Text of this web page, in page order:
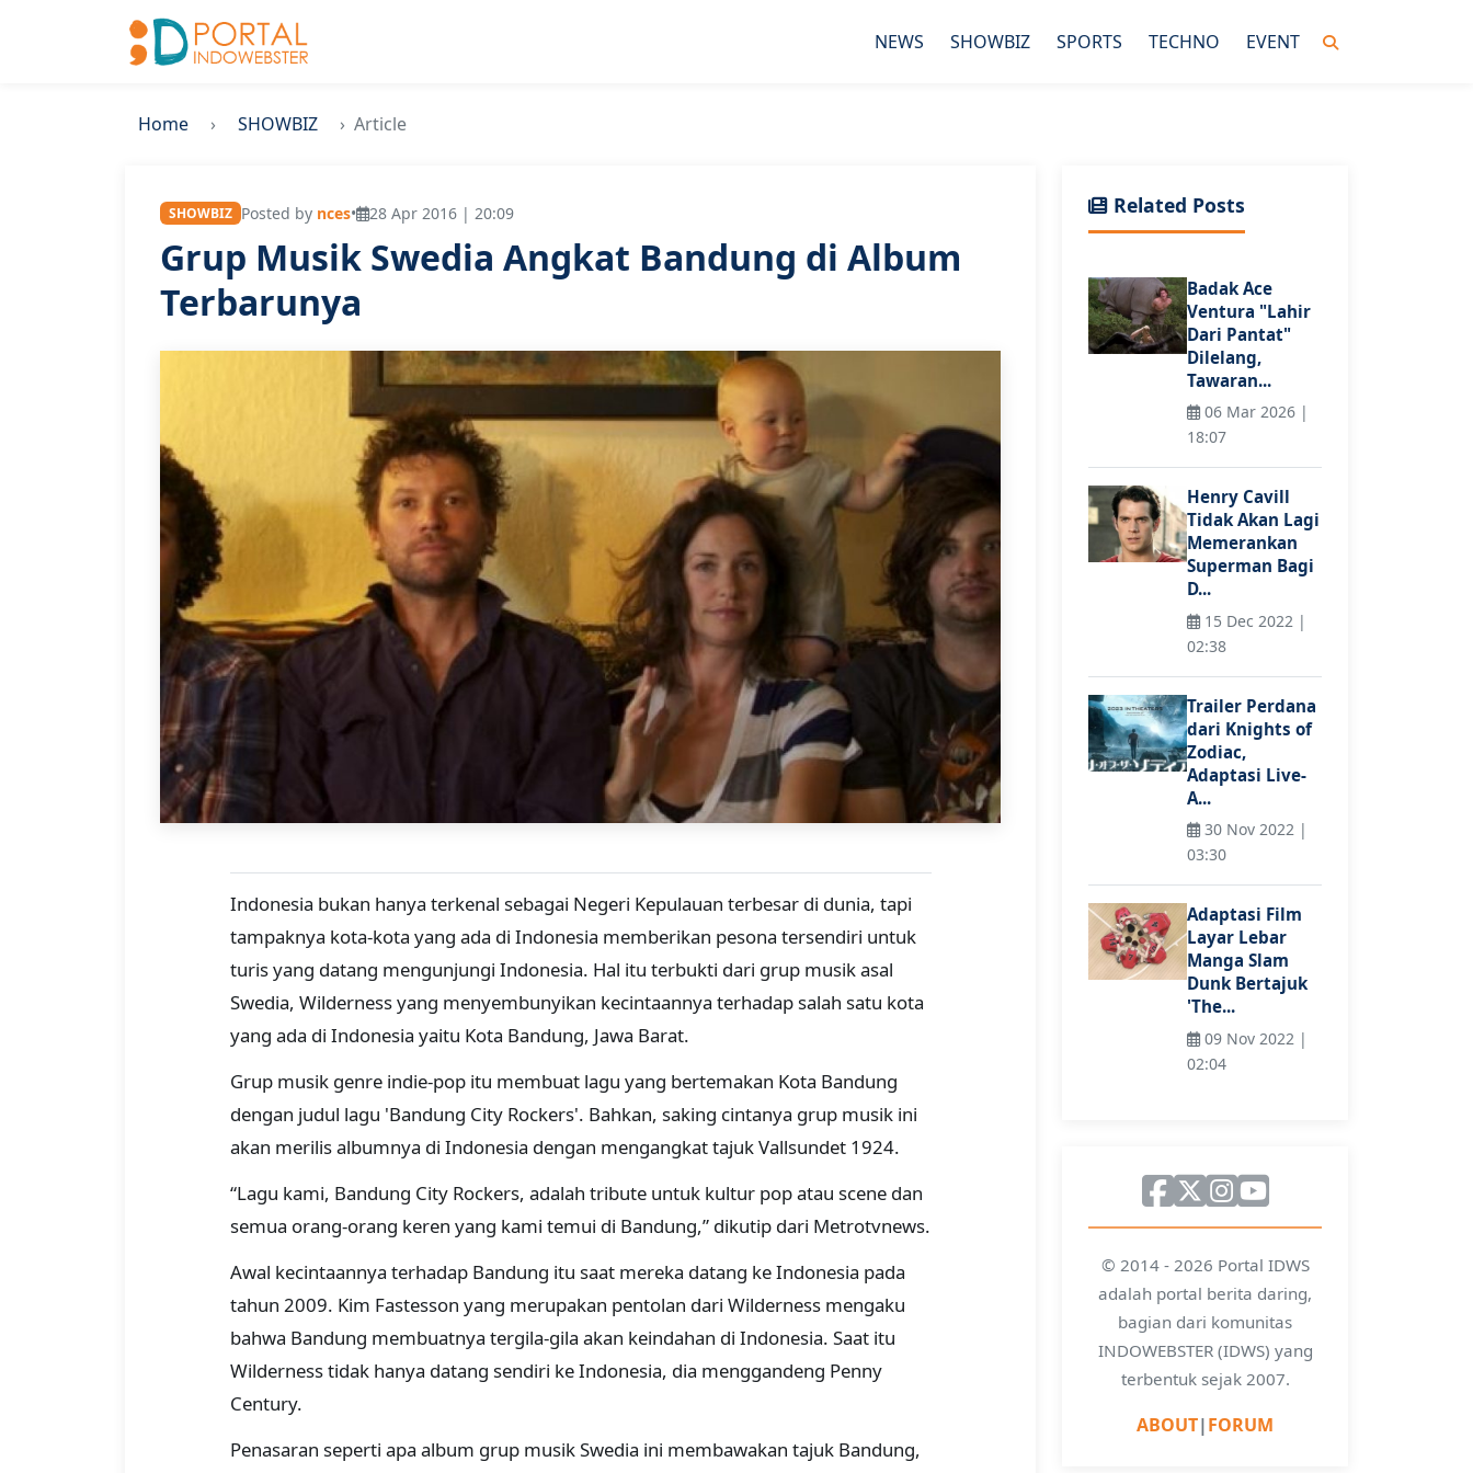
NEWS SHOWBIZ SPORTS TECHNO EVENT
Home SHOWBIZ Article
SHOWBIZ Posted by nces• 28 Apr 2016 | 20:09
Grup Musik Swedia Angkat Bandung di Album
Terbarunya
Indonesia bukan hanya terkenal sebagai Negeri Kepulauan terbesar di dunia, tapi
tampaknya kota-kota yang ada di Indonesia memberikan pesona tersendiri untuk
turis yang datang mengunjungi Indonesia. Hal itu terbukti dari grup musik asal
Swedia, Wilderness yang menyembunyikan kecintaannya terhadap salah satu kota
yang ada di Indonesia yaitu Kota Bandung, Jawa Barat.
Grup musik genre indie-pop itu membuat lagu yang bertemakan Kota Bandung
dengan judul lagu 'Bandung City Rockers'. Bahkan, saking cintanya grup musik ini
akan merilis albumnya di Indonesia dengan mengangkat tajuk Vallsundet 1924.
“Lagu kami, Bandung City Rockers, adalah tribute untuk kultur pop atau scene dan
semua orang-orang keren yang kami temui di Bandung,” dikutip dari Metrotvnews.
Awal kecintaannya terhadap Bandung itu saat mereka datang ke Indonesia pada
tahun 2009. Kim Fastesson yang merupakan pentolan dari Wilderness mengaku
bahwa Bandung membuatnya tergila-gila akan keindahan di Indonesia. Saat itu
Wilderness tidak hanya datang sendiri ke Indonesia, dia menggandeng Penny
Century.
Penasaran seperti apa album grup musik Swedia ini membawakan tajuk Bandung,
Related Posts
Badak Ace
Ventura "Lahir
Dari Pantat"
Dilelang,
Tawaran...
06 Mar 2026 |
18:07
Henry Cavill
Tidak Akan Lagi
Memerankan
Superman Bagi
D...
15 Dec 2022 |
02:38
Trailer Perdana
dari Knights of
Zodiac,
Adaptasi Live-
A...
30 Nov 2022 |
03:30
Adaptasi Film
Layar Lebar
Manga Slam
Dunk Bertajuk
'The...
09 Nov 2022 |
02:04
© 2014 - 2026 Portal IDWS
adalah portal berita daring,
bagian dari komunitas
INDOWEBSTER (IDWS) yang
terbentuk sejak 2007.
ABOUT|FORUM